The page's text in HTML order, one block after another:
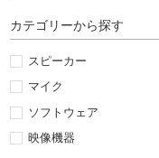
カテゴリーから探す
スピーカー
マイク
ソフトウェア
映像機器